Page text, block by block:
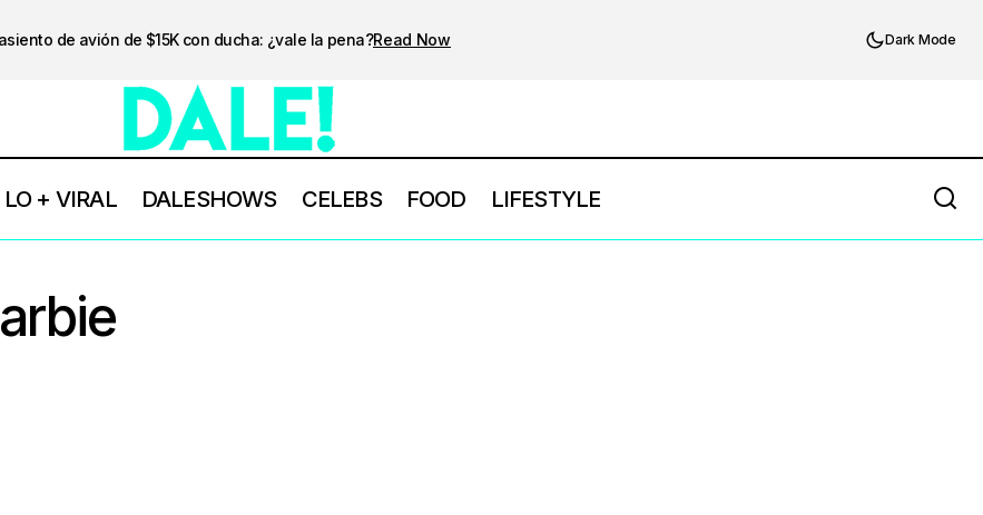
de avión de $15K con ducha: ¿vale la pena?Read Now Dark Mode
LO + VIRAL DALESHOWS CELEBS FOOD LIFESTYLE